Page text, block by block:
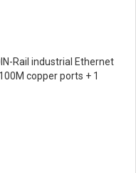
Rail industrial Ethernet
copper ports + 1